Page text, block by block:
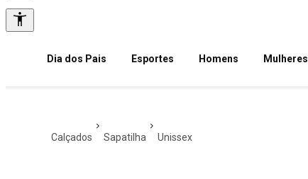
Dia dos Pais Esportes Homens Mulheres
calçados sapatilha unissex